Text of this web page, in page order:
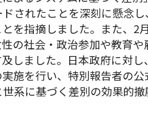
されたことを深刻に懸念
を指摘しました。また、2
の社会・政治参加や教育や
しました。日本政府に対
施を行い、特別報告者の
系に基づく差別の効果的